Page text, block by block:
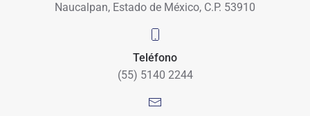
Naucalpan, Estado de México, C.P. 53910
Teléfono
(55) 5140 2244